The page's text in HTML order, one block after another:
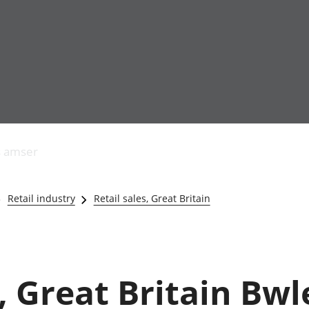
amgylcheddol
Llwodraeth, y sector
Gros
Mynegeion
Hamdden a
Lles
amser
Retail industry Retail sales, Great Britain
Great Britain